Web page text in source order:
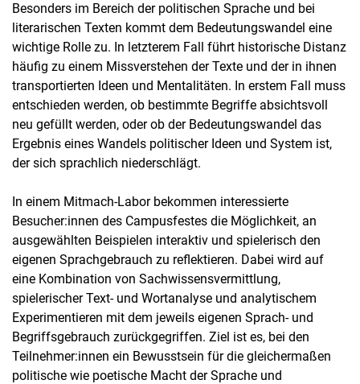
Besonders im Bereich der politischen Sprache und bei
literarischen Texten kommt dem Bedeutungswandel eine
wichtige Rolle zu. In letzterem Fall führt historische Distanz
häufig zu einem Missverstehen der Texte und der in ihnen
transportierten Ideen und Mentalitäten. In erstem Fall muss
entschieden werden, ob bestimmte Begriffe absichtsvoll
neu gefüllt werden, oder ob der Bedeutungswandel das
Ergebnis eines Wandels politischer Ideen und System ist,
der sich sprachlich niederschlägt.
In einem Mitmach-Labor bekommen interessierte
Besucher:innen des Campusfestes die Möglichkeit, an
ausgewählten Beispielen interaktiv und spielerisch den
eigenen Sprachgebrauch zu reflektieren. Dabei wird auf
eine Kombination von Sachwissensvermittlung,
spielerischer Text- und Wortanalyse und analytischem
Experimentieren mit dem jeweils eigenen Sprach- und
Begriffsgebrauch zurückgegriffen. Ziel ist es, bei den
Teilnehmer:innen ein Bewusstsein für die gleichermaßen
politische wie poetische Macht der Sprache und